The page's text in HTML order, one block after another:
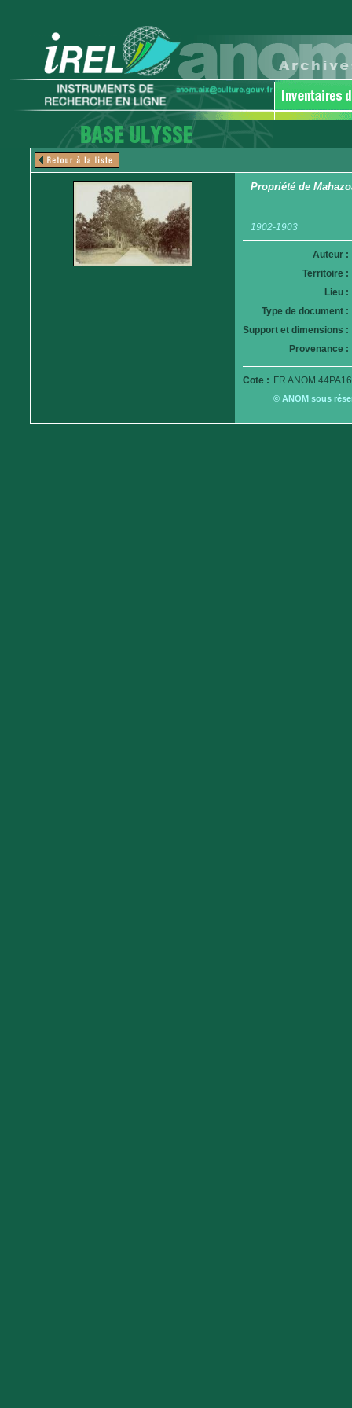
Propriété de
1902-1903
Auteur :
Territoire :
Lieu :
Type de document :
Support et dimensions :
Provenance :
Cote : FR ANOM
© ANOM sous